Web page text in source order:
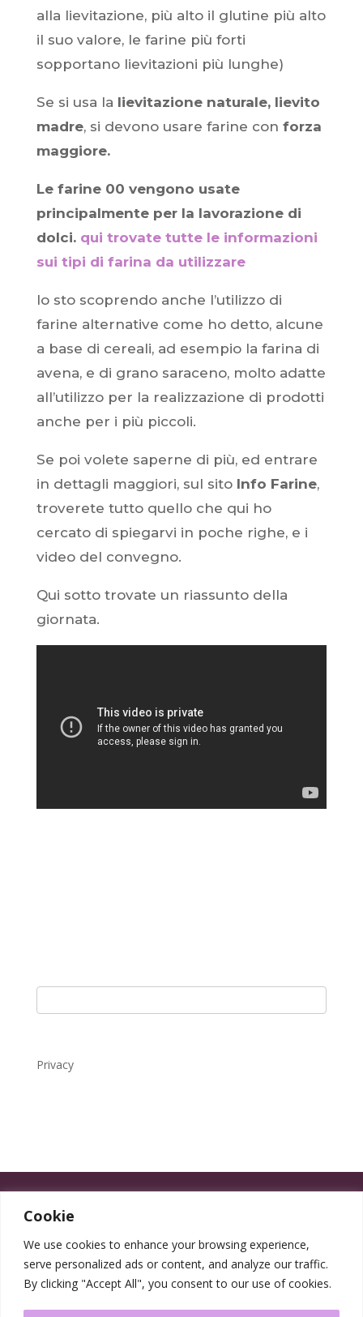
Cookie
We use cookies to enhance your browsing experience,
serve personalized ads or content, and analyze our traffic.
By clicking "Accept All", you consent to our use of cookies.
alla lievitazione, più alto il glutine più alto
il suo valore, le farine più forti
sopportano lievitazioni più lunghe)
Se si usa la lievitazione naturale, lievito
madre, si devono usare farine con forza
maggiore.
Le farine 00 vengono usate
principalmente per la lavorazione di
dolci. qui trovate tutte le informazioni
sui tipi di farina da utilizzare
Io sto scoprendo anche l’utilizzo di
farine alternative come ho detto, alcune
a base di cereali, ad esempio la farina di
avena, e di grano saraceno, molto adatte
all’utilizzo per la realizzazione di prodotti
anche per i più piccoli.
Se poi volete saperne di più, ed entrare
in dettagli maggiori, sul sito Info Farine,
troverete tutto quello che qui ho
cercato di spiegarvi in poche righe, e i
video del convegno.
Qui sotto trovate un riassunto della
giornata.
Privacy